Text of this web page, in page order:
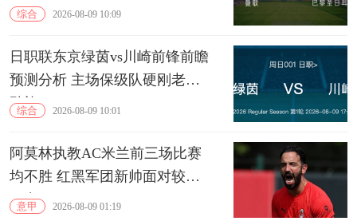
综合 2026-08-09 10:09
日职联东京绿茵vs川崎前锋前瞻
预测分析 主场保级队硬刚老牌
劲旅
综合 2026-08-09 10:01
阿莫林执教AC米兰前三场比赛
均不胜 红黑军团新帅面对较大
压力
意甲 2026-08-09 01:19